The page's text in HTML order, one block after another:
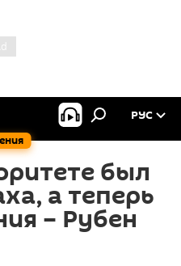
РУС
был
а теперь
– Рубен